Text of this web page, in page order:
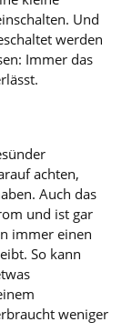
Und
werden
Immer das
achten,
Auch das
und ist gar
immer einen
So kann
weniger